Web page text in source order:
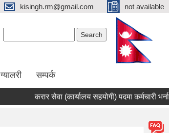
kisingh.rm@gmail.com not available
ग्यालरी सम्पर्क
करार सेवा (कार्यालय सहयोगी) पदमा कर्मचारी भर्ना